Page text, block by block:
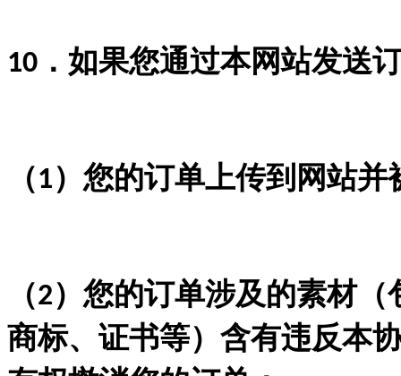
10 ．如果您通过本网站发送
（1）您的订单上传到网站
（2）您的订单涉及的素材
商标、证书等）含有违反本